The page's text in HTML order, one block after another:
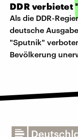
DDR verbietet
Als die DDR-
deutsche
"Sputnik"
Bevölkerung